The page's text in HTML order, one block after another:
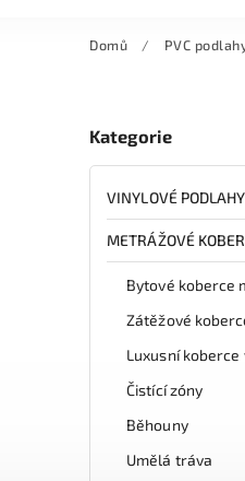
Domů / PVC
Kategorie
VINYLOVÉ PODLAHY
METRÁŽOVÉ
Bytové koberce
Zátěžové
Luxusní
Čistící zóny
Běhouny
Umělá tráva